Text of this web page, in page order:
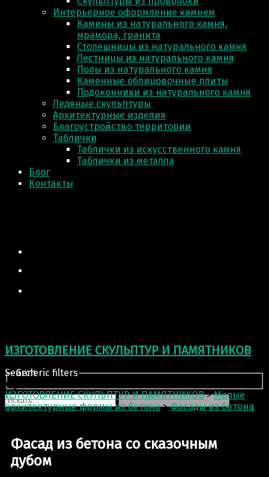
Интерьерное оформление камнем
Камины из натурального камня,
мрамора, гранита
Столешницы из натурального камня
Лестницы из натурального камня
Полы из натурального камня
Каменные облицовочные плиты
Подоконники из натурального камня
Ледяные скульптуры
Архитектурные изделия
Благоустройство территории
Таблички
Таблички из искусственного камня
Таблички из металла
Блог
Контакты
ИЗГОТОВЛЕНИЕ СКУЛЬПТУР И ПАМЯТНИКОВ
Search
Generic filters
ИЗГОТОВЛЕНИЕ СКУЛЬПТУР И ПАМЯТНИКОВ>Малые
архитектурные формы из бетона>Фасады из бетона
Фасад из бетона со сказочным
дубом